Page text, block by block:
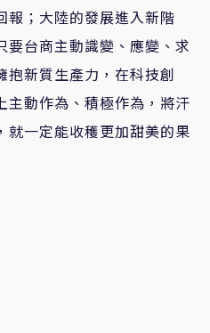
報；大陸的發展進入新階
要台商主動識變、應變、求
抱新質生產力，在科技創
主動作為、積極作為，將汗
就一定能收穫更加甜美的果